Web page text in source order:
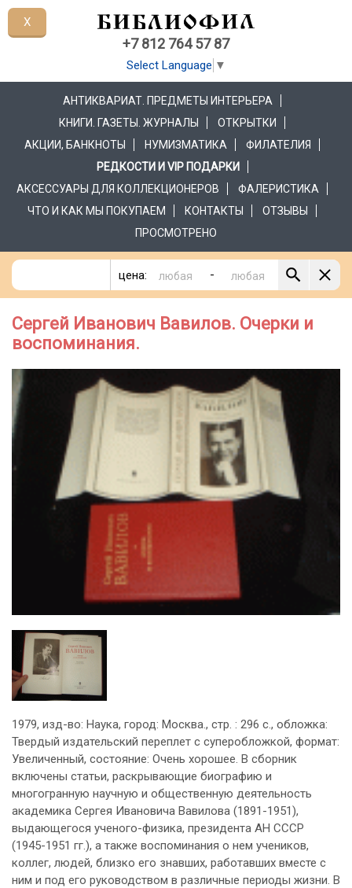
+7 812 764 57 87
Select Language ▼
АНТИКВАРИАТ. ПРЕДМЕТЫ ИНТЕРЬЕРА
КНИГИ. ГАЗЕТЫ. ЖУРНАЛЫ
ОТКРЫТКИ
АКЦИИ, БАНКНОТЫ
НУМИЗМАТИКА
ФИЛАТЕЛИЯ
РЕДКОСТИ И VIP ПОДАРКИ
АКСЕССУАРЫ ДЛЯ КОЛЛЕКЦИОНЕРОВ
ФАЛЕРИСТИКА
ЧТО И КАК МЫ ПОКУПАЕМ
КОНТАКТЫ
ОТЗЫВЫ
ПРОСМОТРЕНО
цена: -
Сергей Иванович Вавилов. Очерки и
воспоминания.
1979, изд-во: Наука, город: Москва., стр. : 296 с., обложка:
Твердый издательский переплет с суперобложкой, формат:
Увеличенный, состояние: Очень хорошее. В сборник
включены статьи, раскрывающие биографию и
многогранную научную и общественную деятельность
академика Сергея Ивановича Вавилова (1891-1951),
выдающегося ученого-физика, президента АН СССР
(1945-1951 гг.), а также воспоминания о нем учеников,
коллег, людей, близко его знавших, работавших вместе с
ним и под его руководством в различные периоды жизни. В
X